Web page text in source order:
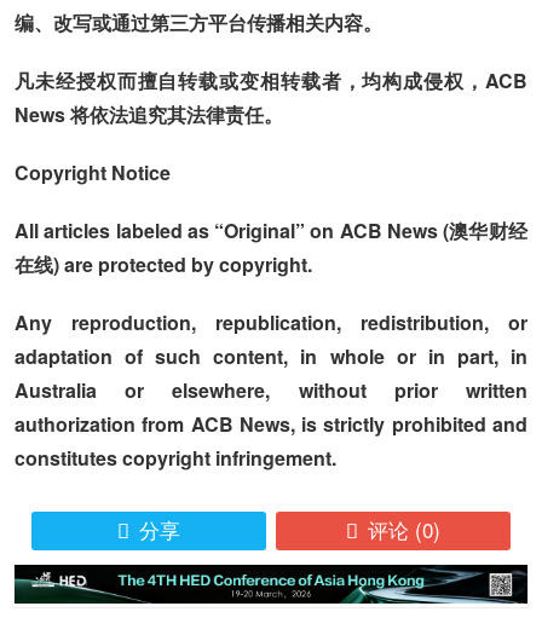
编、改写或通过第三方平台传播相关内容。
凡未经授权而擅自转载或变相转载者，均构成侵权，ACB
News 将依法追究其法律责任。
Copyright Notice
All articles labeled as “Original” on ACB News (澳华财经
在线) are protected by copyright.
Any reproduction, republication, redistribution, or
adaptation of such content, in whole or in part, in
Australia or elsewhere, without prior written
authorization from ACB News, is strictly prohibited and
constitutes copyright infringement.
 分享  评论 (0)